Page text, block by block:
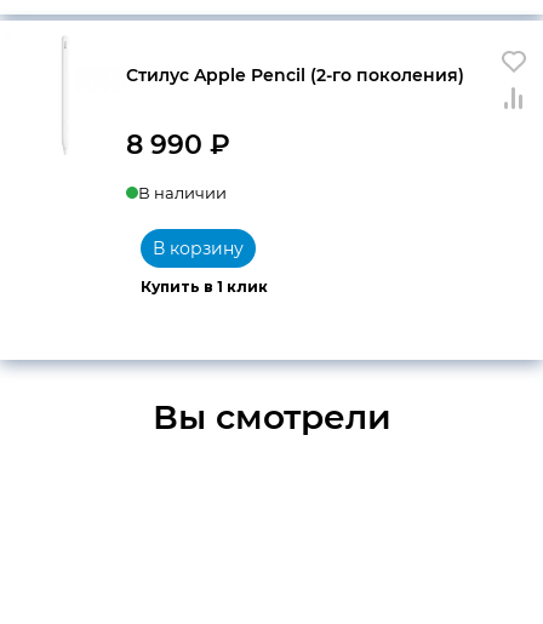
Стилус Apple Pencil (2-го поколения)
8 990 ₽
В наличии
Купить в 1 клик
В корзину
Вы смотрели